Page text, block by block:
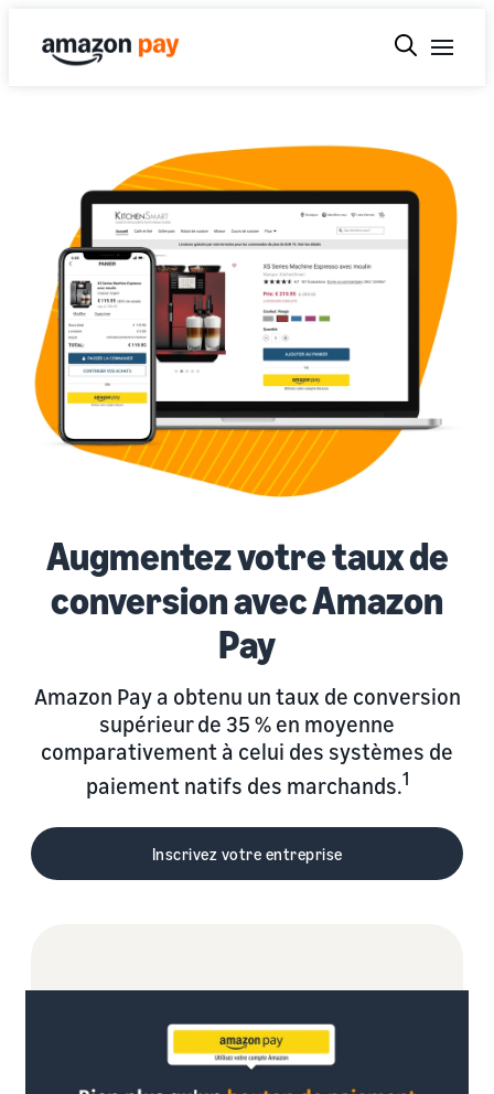
Augmentez votre taux de
conversion avec Amazon
Pay
Amazon Pay a obtenu un taux de conversion
supérieur de 35 % en moyenne
comparativement à celui des systèmes de
paiement natifs des marchands.1
Inscrivez votre entreprise